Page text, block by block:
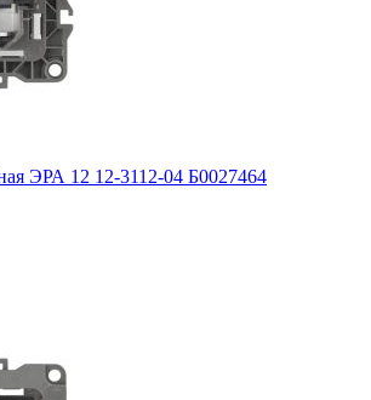
ЭРА 12 12-3112-04 Б0027464